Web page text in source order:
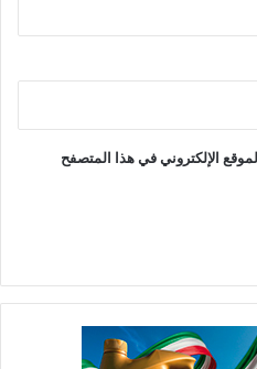
الإلكتروني في هذا المتصفح